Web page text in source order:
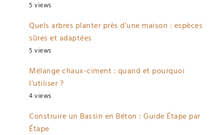
5 views
Quels arbres planter près d’une maison : espèces
sûres et adaptées
5 views
Mélange chaux-ciment : quand et pourquoi
l’utiliser ?
4 views
Construire un Bassin en Béton : Guide Étape par
Étape